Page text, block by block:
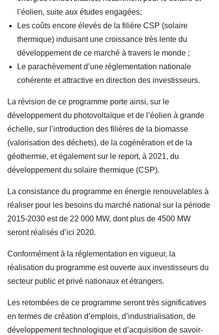
l’éolien, suite aux études engagées;
Les coûts encore élevés de la filière CSP (solaire
thermique) induisant une croissance très lente du
développement de ce marché à travers le monde ;
Le parachèvement d’une réglementation nationale
cohérente et attractive en direction des investisseurs.
La révision de ce programme porte ainsi, sur le
développement du photovoltaïque et de l’éolien à grande
échelle, sur l’introduction des filières de la biomasse
(valorisation des déchets), de la cogénération et de la
géothermie, et également sur le report, à 2021, du
développement du solaire thermique (CSP).
La consistance du programme en énergie renouvelables à
réaliser pour les besoins du marché national sur la période
2015-2030 est de 22 000 MW, dont plus de 4500 MW
seront réalisés d’ici 2020.
Conformément à la réglementation en vigueur, la
réalisation du programme est ouverte aux investisseurs du
secteur public et privé nationaux et étrangers.
Les retombées de ce programme seront très significatives
en termes de création d’emplois, d’industrialisation, de
développement technologique et d’acquisition de savoir-